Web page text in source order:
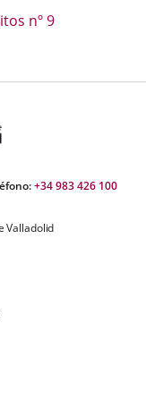
una
externa.
nº 9
+34 983 426 100
Valladolid